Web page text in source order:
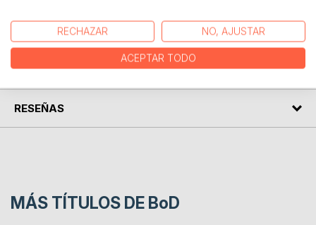
SOBRE EL AUTOR
EN LA PRENSA
RESEÑAS
MÁS TÍTULOS DE BoD
RECHAZAR NO, AJUSTAR
ACEPTAR TODO